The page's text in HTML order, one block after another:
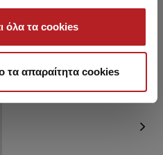
όλα τα cookies
τα απαραίτητα cookies